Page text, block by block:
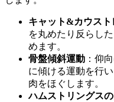
キャット&カウスト
を丸めたり反らし
めます。
骨盤傾斜運動 ：仰
に傾ける運動を行
肉をほぐします。
ハムストリングス